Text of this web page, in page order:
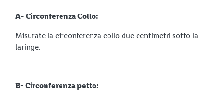
A- Circonferenza Collo:
Misurate la circonferenza collo due centimetri sotto la
laringe.
B- Circonferenza petto: